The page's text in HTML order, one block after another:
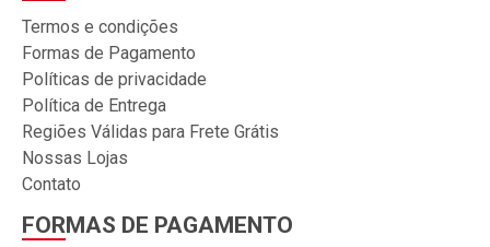
Termos e condições
Formas de Pagamento
Políticas de privacidade
Política de Entrega
Regiões Válidas para Frete Grátis
Nossas Lojas
Contato
FORMAS DE PAGAMENTO